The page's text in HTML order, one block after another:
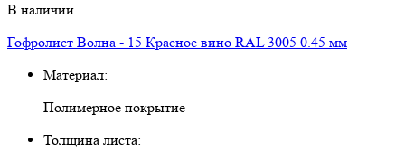
В наличии
Гофролист Волна - 15 Красное вино RAL 3005 0.45 мм
Материал:
Полимерное покрытие
Толщина листа: